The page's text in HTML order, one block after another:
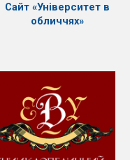
Сайт «Університет в
обличчях»